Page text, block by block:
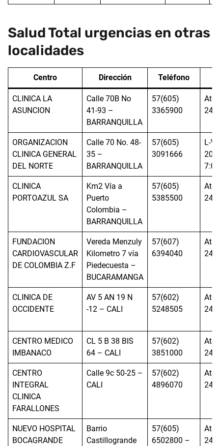
Salud Total urgencias en otras
localidades
Centro Dirección Teléfono
CLINICA LA
ASUNCION
Calle 70B No
41-93 –
BARRANQUILLA
57(605)
3365900
24h
ORGANIZACION
CLINICA GENERAL
DEL NORTE
Calle 70 No. 48-
35 –
BARRANQUILLA
57(605)
3091666
L-
CLINICA
PORTOAZUL SA
Km2 Vía a
Puerto
Colombia –
BARRANQUILLA
57(605)
5385500
24h
FUNDACION
CARDIOVASCULAR
DE COLOMBIA Z.F
Vereda Menzuly
Kilometro 7 vía
Piedecuesta –
BUCARAMANGA
57(607)
6394040
24h
CLINICA DE
OCCIDENTE
AV 5 AN 19 N
-12 – CALI
57(602)
5248505
24h
CENTRO MEDICO
IMBANACO
CL 5 B 38 BIS
64 – CALI
57(602)
3851000
24h
CENTRO
INTEGRAL
CLINICA
FARALLONES
Calle 9c 50-25 –
CALI
57(602)
4896070
24h
NUEVO HOSPITAL
BOCAGRANDE
Barrio
Castillogrande
57(605)
6502800 –
24h